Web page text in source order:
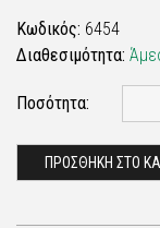
Κωδικός: 6454
Διαθεσιμότητα:
Ποσότητα:
ΠΡΟΣΘΗΚΗ ΣΤΟ